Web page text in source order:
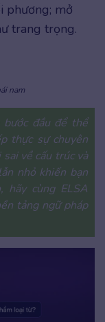
phương; mở
trang trọng.
nam
đầu để thể
thực sự chuyên
về cấu trúc và
nhỏ khiến bạn
cùng ELSA
tảng ngữ pháp